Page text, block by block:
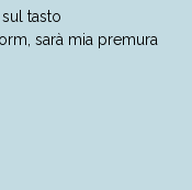
tasto
sarà mia premura